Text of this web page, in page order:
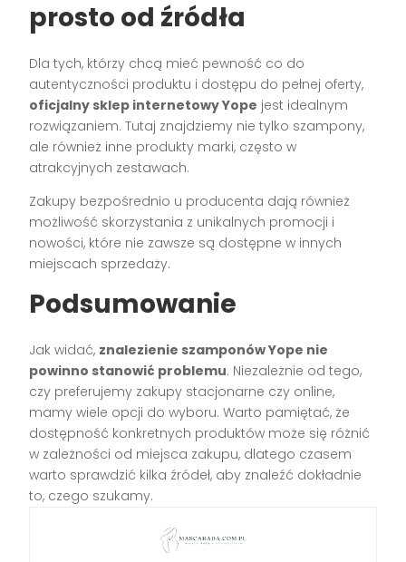
prosto od źródła
Dla tych, którzy chcą mieć pewność co do
autentyczności produktu i dostępu do pełnej oferty,
oficjalny sklep internetowy Yope jest idealnym
rozwiązaniem. Tutaj znajdziemy nie tylko szampony,
ale również inne produkty marki, często w
atrakcyjnych zestawach.
Zakupy bezpośrednio u producenta dają również
możliwość skorzystania z unikalnych promocji i
nowości, które nie zawsze są dostępne w innych
miejscach sprzedaży.
Podsumowanie
Jak widać, znalezienie szamponów Yope nie
powinno stanowić problemu. Niezależnie od tego,
czy preferujemy zakupy stacjonarne czy online,
mamy wiele opcji do wyboru. Warto pamiętać, że
dostępność konkretnych produktów może się różnić
w zależności od miejsca zakupu, dlatego czasem
warto sprawdzić kilka źródeł, aby znaleźć dokładnie
to, czego szukamy.